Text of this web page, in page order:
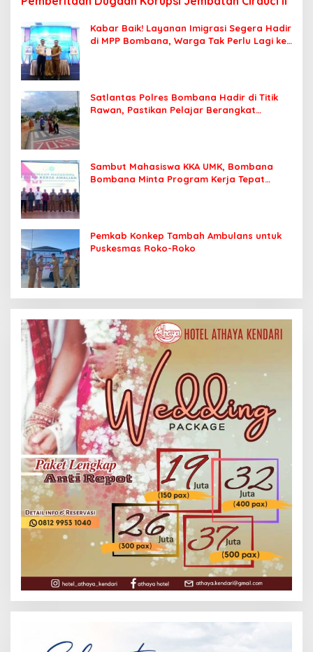
Kabar Baik! Layanan Imigrasi Segera Hadir
di MPP Bombana, Warga Tak Perlu Lagi ke
Satlantas Polres Bombana Hadir di Titik
Rawan, Pastikan Pelajar Berangkat
Sambut Mahasiswa KKA UMK, Bombana
Bombana Minta Program Kerja Tepat
Pemkab Konkep Tambah Ambulans untuk
Puskesmas Roko-Roko